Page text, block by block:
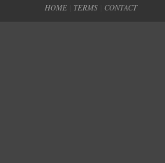
HOME
TERMS CONTACT